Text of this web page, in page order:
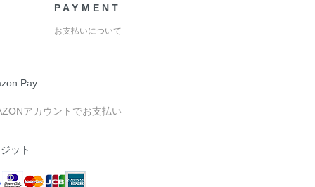
PAYMENT
お支払いについて
Pay
アカウントでお支払い
ット